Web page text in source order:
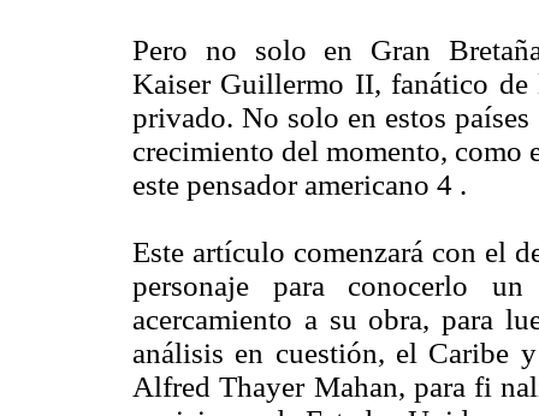
Pero no solo en Gran
Kaiser Guillermo II, fanático
privado. No solo en estos
crecimiento del momento, como
este pensador americano 4 .
Este artículo comenzará con el
personaje para conocerlo
acercamiento a su obra, para
análisis en cuestión, el Caribe
Alfred Thayer Mahan, para fi